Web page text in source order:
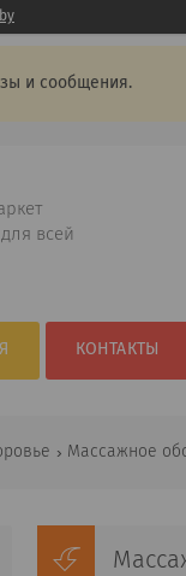
и сообщения.
всей
КОНТАКТЫ
Массажное